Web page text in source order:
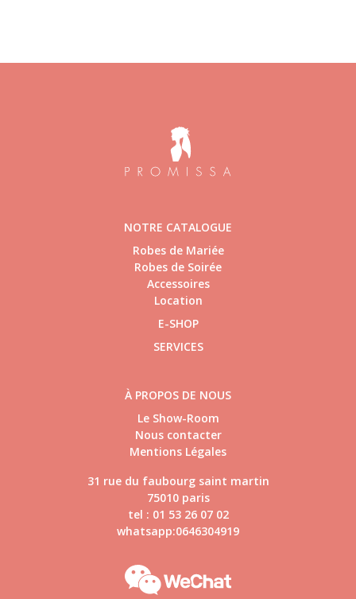
NOTRE CATALOGUE
Robes de Mariée
Robes de Soirée
Accessoires
Location
E-SHOP
SERVICES
À PROPOS DE NOUS
Le Show-Room
Nous contacter
Mentions Légales
31 rue du faubourg saint martin
75010 paris
tel : 01 53 26 07 02
whatsapp:0646304919